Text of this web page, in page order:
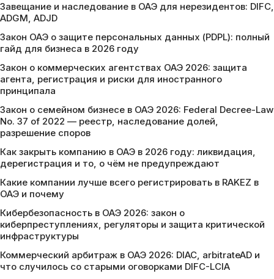
Завещание и наследование в ОАЭ для нерезидентов: DIFC,
ADGM, ADJD
Закон ОАЭ о защите персональных данных (PDPL): полный
гайд для бизнеса в 2026 году
Закон о коммерческих агентствах ОАЭ 2026: защита
агента, регистрация и риски для иностранного
принципала
Закон о семейном бизнесе в ОАЭ 2026: Federal Decree-Law
No. 37 of 2022 — реестр, наследование долей,
разрешение споров
Как закрыть компанию в ОАЭ в 2026 году: ликвидация,
дерегистрация и то, о чём не предупреждают
Какие компании лучше всего регистрировать в RAKEZ в
ОАЭ и почему
Кибербезопасность в ОАЭ 2026: закон о
киберпреступлениях, регуляторы и защита критической
инфраструктуры
Коммерческий арбитраж в ОАЭ 2026: DIAC, arbitrateAD и
что случилось со старыми оговорками DIFC-LCIA